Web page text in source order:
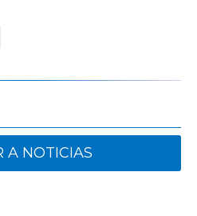
A NOTICIAS